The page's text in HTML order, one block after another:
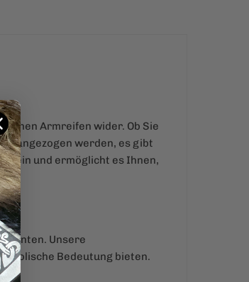
Armreifen wider. Ob Sie
angezogen werden, es gibt
sein und ermöglicht es Ihnen,
dienten. Unsere
Bedeutung bieten.